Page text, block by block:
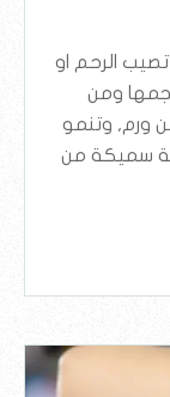
الرحم او
ومن
ورم, وتنمو
سميكة من